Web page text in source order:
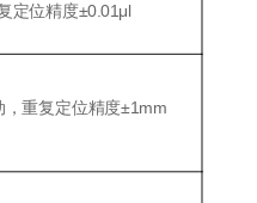
定位精度±0.01μl
重复定位精度±1mm